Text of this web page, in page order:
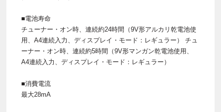
■電池寿命
チューナー・オン時、連続約24時間（9V形アルカリ乾電池使
用、A4連続入力、ディスプレイ・モード：レギュラー） チュ
ーナー・オン時、連続約5時間（9V形マンガン乾電池使用、
A4連続入力、ディスプレイ・モード：レギュラー）
■消費電流
最大28mA